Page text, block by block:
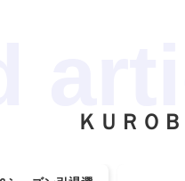
ＫＵＲＯ